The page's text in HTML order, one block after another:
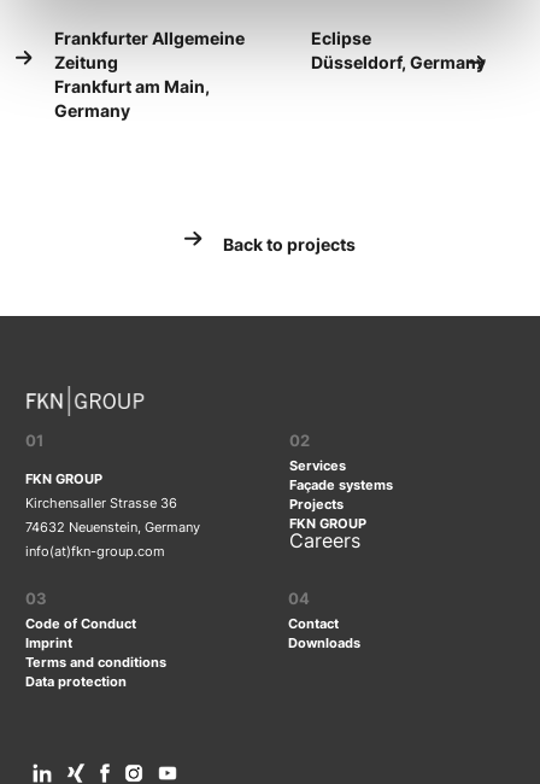
Frankfurter Allgemeine
Zeitung
Frankfurt am Main,
Germany
Eclipse
Düsseldorf, Germany
Back to projects
01
FKN GROUP
Kirchensaller Strasse 36
74632 Neuenstein, Germany
info(at)fkn-group.com
02
Services
Façade systems
Projects
FKN GROUP
Careers
03
Code of Conduct
Imprint
Terms and conditions
Data protection
04
Contact
Downloads